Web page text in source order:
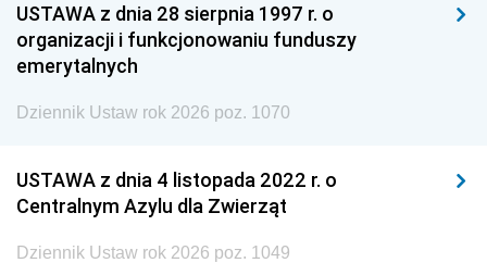
USTAWA z dnia 28 sierpnia 1997 r. o
organizacji i funkcjonowaniu funduszy
emerytalnych
Dziennik Ustaw rok 2026 poz. 1070
USTAWA z dnia 4 listopada 2022 r. o
Centralnym Azylu dla Zwierząt
Dziennik Ustaw rok 2026 poz. 1049